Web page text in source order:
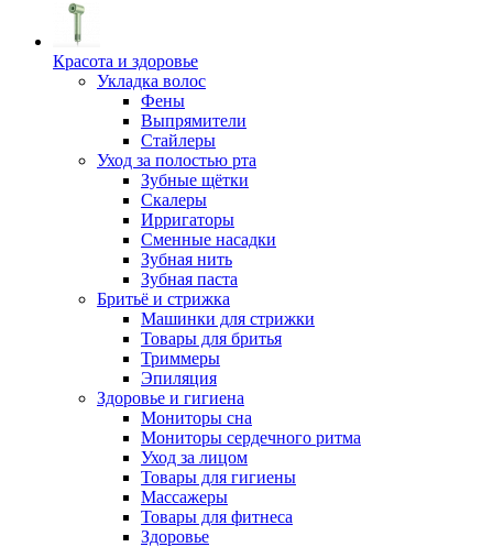
Красота и здоровье
Укладка волос
Фены
Выпрямители
Стайлеры
Уход за полостью рта
Зубные щётки
Скалеры
Ирригаторы
Сменные насадки
Зубная нить
Зубная паста
Бритьё и стрижка
Машинки для стрижки
Товары для бритья
Триммеры
Эпиляция
Здоровье и гигиена
Мониторы сна
Мониторы сердечного ритма
Уход за лицом
Товары для гигиены
Массажеры
Товары для фитнеса
Здоровье